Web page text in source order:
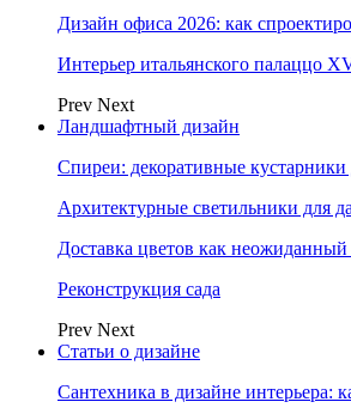
Дизайн офиса 2026: как
Интерьер итальянского палаццо
Prev Next
Ландшафтный дизайн
Спиреи: декоративные кустарники
Архитектурные светильники для
Доставка цветов как неожиданный
Реконструкция сада
Prev Next
Статьи о дизайне
Сантехника в дизайне интерьера: